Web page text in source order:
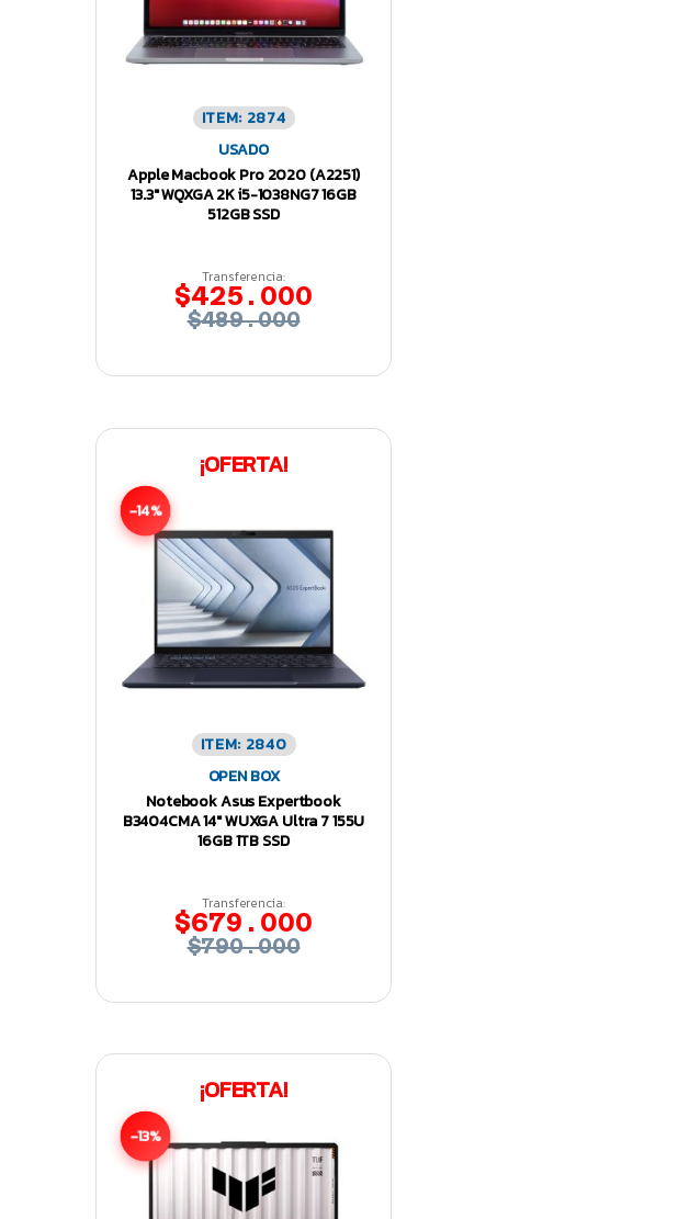
ITEM: 2874
USADO
Apple Macbook Pro 2020 (A2251)
13.3″ WQXGA 2K i5-1038NG7 16GB
512GB SSD
Transferencia:
$425.000
$489.000
¡OFERTA!
-14%
ITEM: 2840
OPEN BOX
Notebook Asus Expertbook
B3404CMA 14″ WUXGA Ultra 7 155U
16GB 1TB SSD
Transferencia:
$679.000
$790.000
¡OFERTA!
-13%